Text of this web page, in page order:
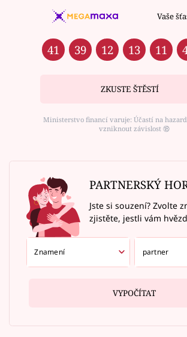
Vaše
41 39 12 13 11
ZKUSTE ŠTĚSTÍ
Ministerstvo financí varuje: Účastí na
vzniknout závislost ⑱
PARTNERSKÝ
Jste si souzení? Zvolte
zjistěte, jestli vám
VYPOČÍTAT